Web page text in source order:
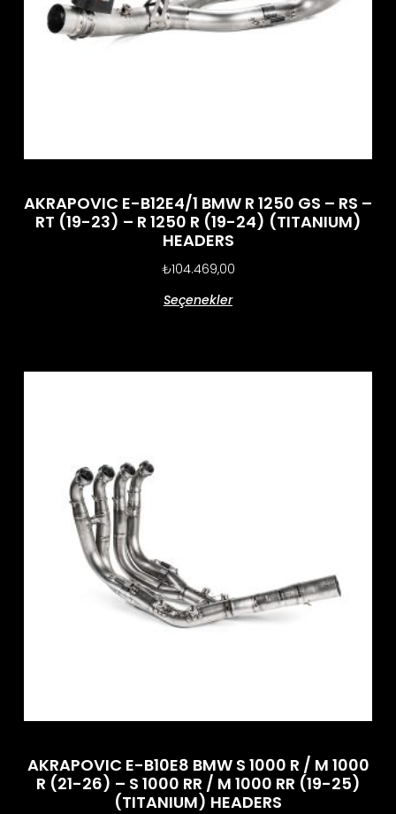
AKRAPOVIC E-B12E4/1 BMW R 1250 GS – RS –
RT (19-23) – R 1250 R (19-24) (TITANIUM)
HEADERS
₺104.469,00
Seçenekler
AKRAPOVIC E-B10E8 BMW S 1000 R / M 1000
R (21-26) – S 1000 RR / M 1000 RR (19-25)
(TITANIUM) HEADERS